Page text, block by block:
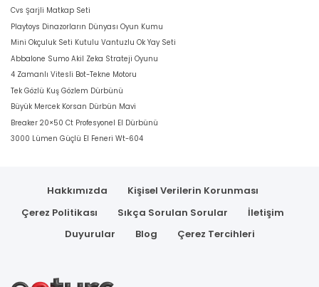
Cvs Şarjli Matkap Seti
Playtoys Dinazorların Dünyası Oyun Kumu
Mini Okçuluk Seti Kutulu Vantuzlu Ok Yay Seti
Abbalone Sumo Akil Zeka Strateji Oyunu
4 Zamanlı Vitesli Bot-Tekne Motoru
Tek Gözlü Kuş Gözlem Dürbünü
Büyük Mercek Korsan Dürbün Mavi
Breaker 20×50 Ct Profesyonel El Dürbünü
3000 Lümen Güçlü El Feneri Wt-604
Hakkımızda
Kişisel Verilerin Korunması
Çerez Politikası
Sıkça Sorulan Sorular
İletişim
Duyurular
Blog Çerez Tercihleri